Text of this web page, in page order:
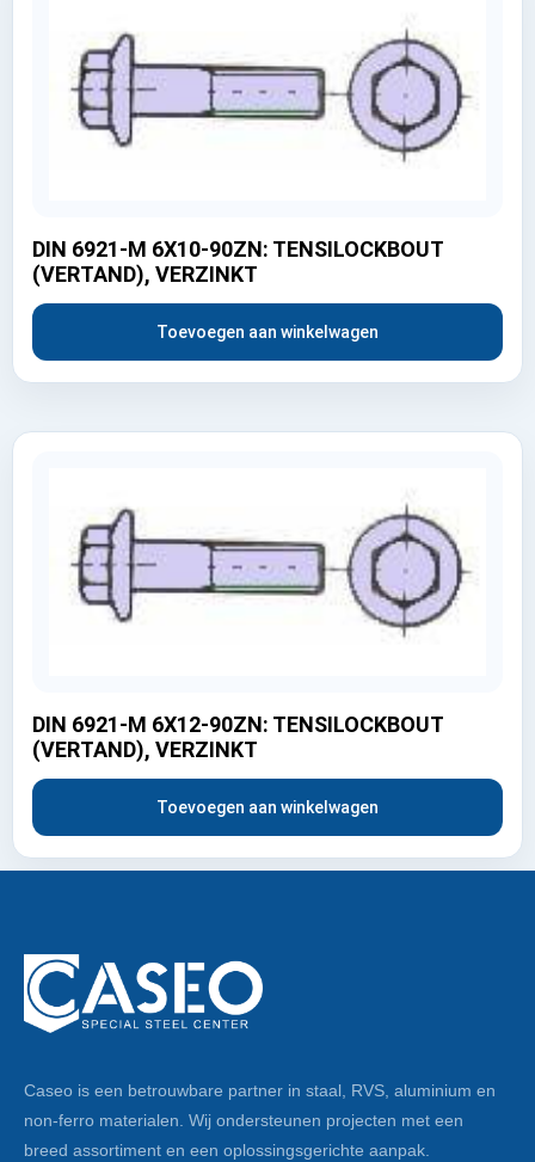
DIN 6921-M 6X10-90ZN: TENSILOCKBOUT
(VERTAND), VERZINKT
Toevoegen aan winkelwagen
DIN 6921-M 6X12-90ZN: TENSILOCKBOUT
(VERTAND), VERZINKT
Toevoegen aan winkelwagen
Caseo is een betrouwbare partner in staal, RVS, aluminium en
non-ferro materialen. Wij ondersteunen projecten met een
breed assortiment en een oplossingsgerichte aanpak.